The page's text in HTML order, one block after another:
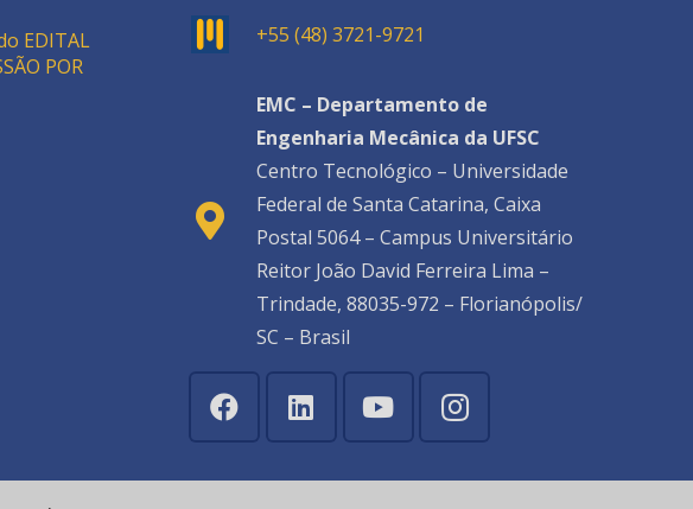
EDITAL
POR
+55 (48) 3721-9721
EMC – Departamento de
Engenharia Mecânica da UFSC
Centro Tecnológico – Universidade
Federal de Santa Catarina, Caixa
Postal 5064 – Campus Universitário
Reitor João David Ferreira Lima –
Trindade, 88035-972 – Florianópolis/
SC – Brasil